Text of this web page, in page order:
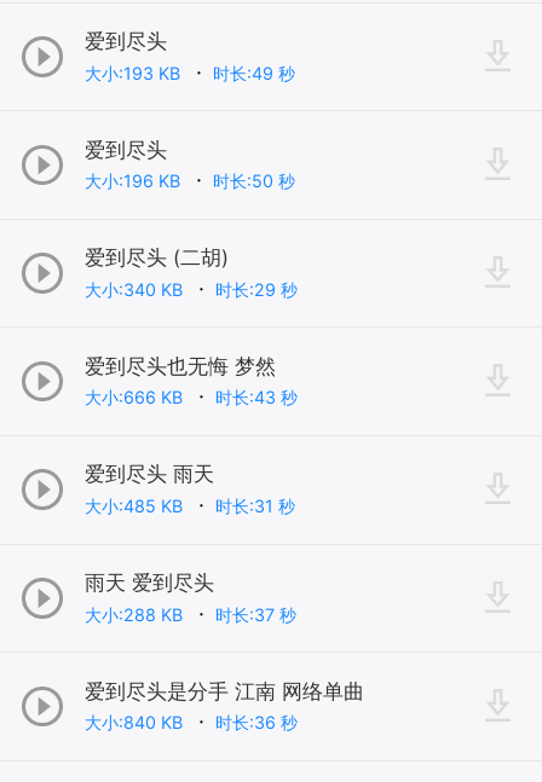
爱到尽头
大小:193 KB 时长:49 秒
爱到尽头
大小:196 KB 时长:50 秒
爱到尽头 (二胡)
大小:340 KB 时长:29 秒
爱到尽头也无悔 梦然
大小:666 KB 时长:43 秒
爱到尽头 雨天
大小:485 KB 时长:31 秒
雨天 爱到尽头
大小:288 KB 时长:37 秒
爱到尽头是分手 江南 网络单曲
大小:840 KB 时长:36 秒